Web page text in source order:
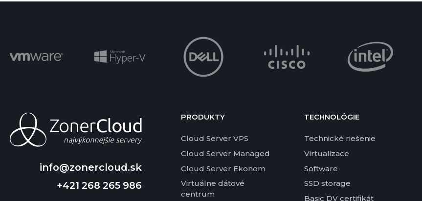
info@zonercloud.sk
+421 268 265 986
PRODUKTY
Cloud Server VPS
Cloud Server Managed
Cloud Server Ekonom
Virtuálne dátové
centrum
TECHNOLÓGIE
Technické riešenie
Virtualizace
Software
SSD storage
Basic DV certifikát